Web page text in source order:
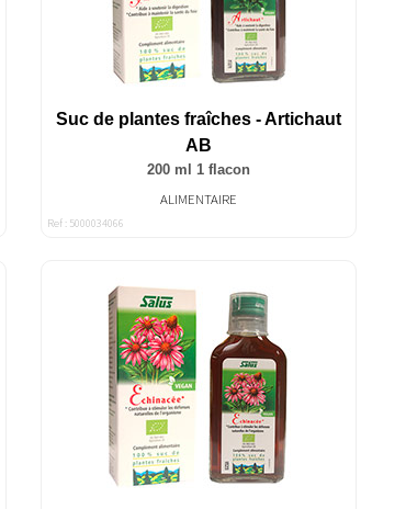
Suc de plantes fraîches - Artichaut
AB
200 ml 1 flacon
ALIMENTAIRE
Ref : 5000034066